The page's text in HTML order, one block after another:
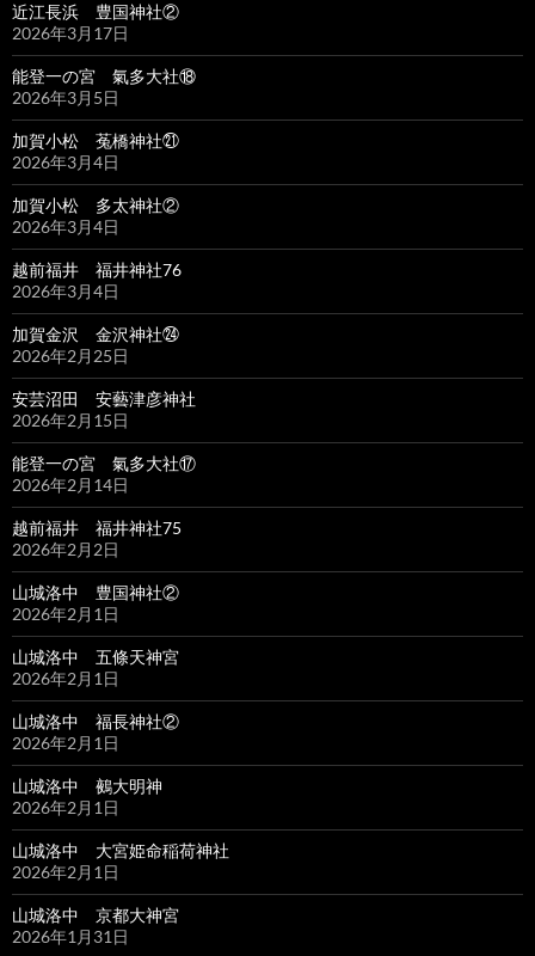
近江長浜 豊国神社②
2026年3月17日
能登一の宮 氣多大社⑱
2026年3月5日
加賀小松 菟橋神社㉑
2026年3月4日
加賀小松 多太神社②
2026年3月4日
越前福井 福井神社76
2026年3月4日
加賀金沢 金沢神社㉔
2026年2月25日
安芸沼田 安藝津彦神社
2026年2月15日
能登一の宮 氣多大社⑰
2026年2月14日
越前福井 福井神社75
2026年2月2日
山城洛中 豊国神社②
2026年2月1日
山城洛中 五條天神宮
2026年2月1日
山城洛中 福長神社②
2026年2月1日
山城洛中 鵺大明神
2026年2月1日
山城洛中 大宮姫命稲荷神社
2026年2月1日
山城洛中 京都大神宮
2026年1月31日